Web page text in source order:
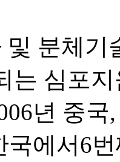
및 분체
는 심포
년 중
국에서6